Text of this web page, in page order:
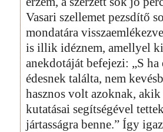
Vasari szellemet pezsdítő
mondatára
is illik idéznem, amellyel
anekdotáját befejezi: „S ha
édesnek találta, nem
hasznos volt azoknak, akik
kutatásai segítségével
jártasságra benne.” Így